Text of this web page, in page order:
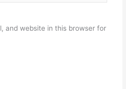
and website in this browser for